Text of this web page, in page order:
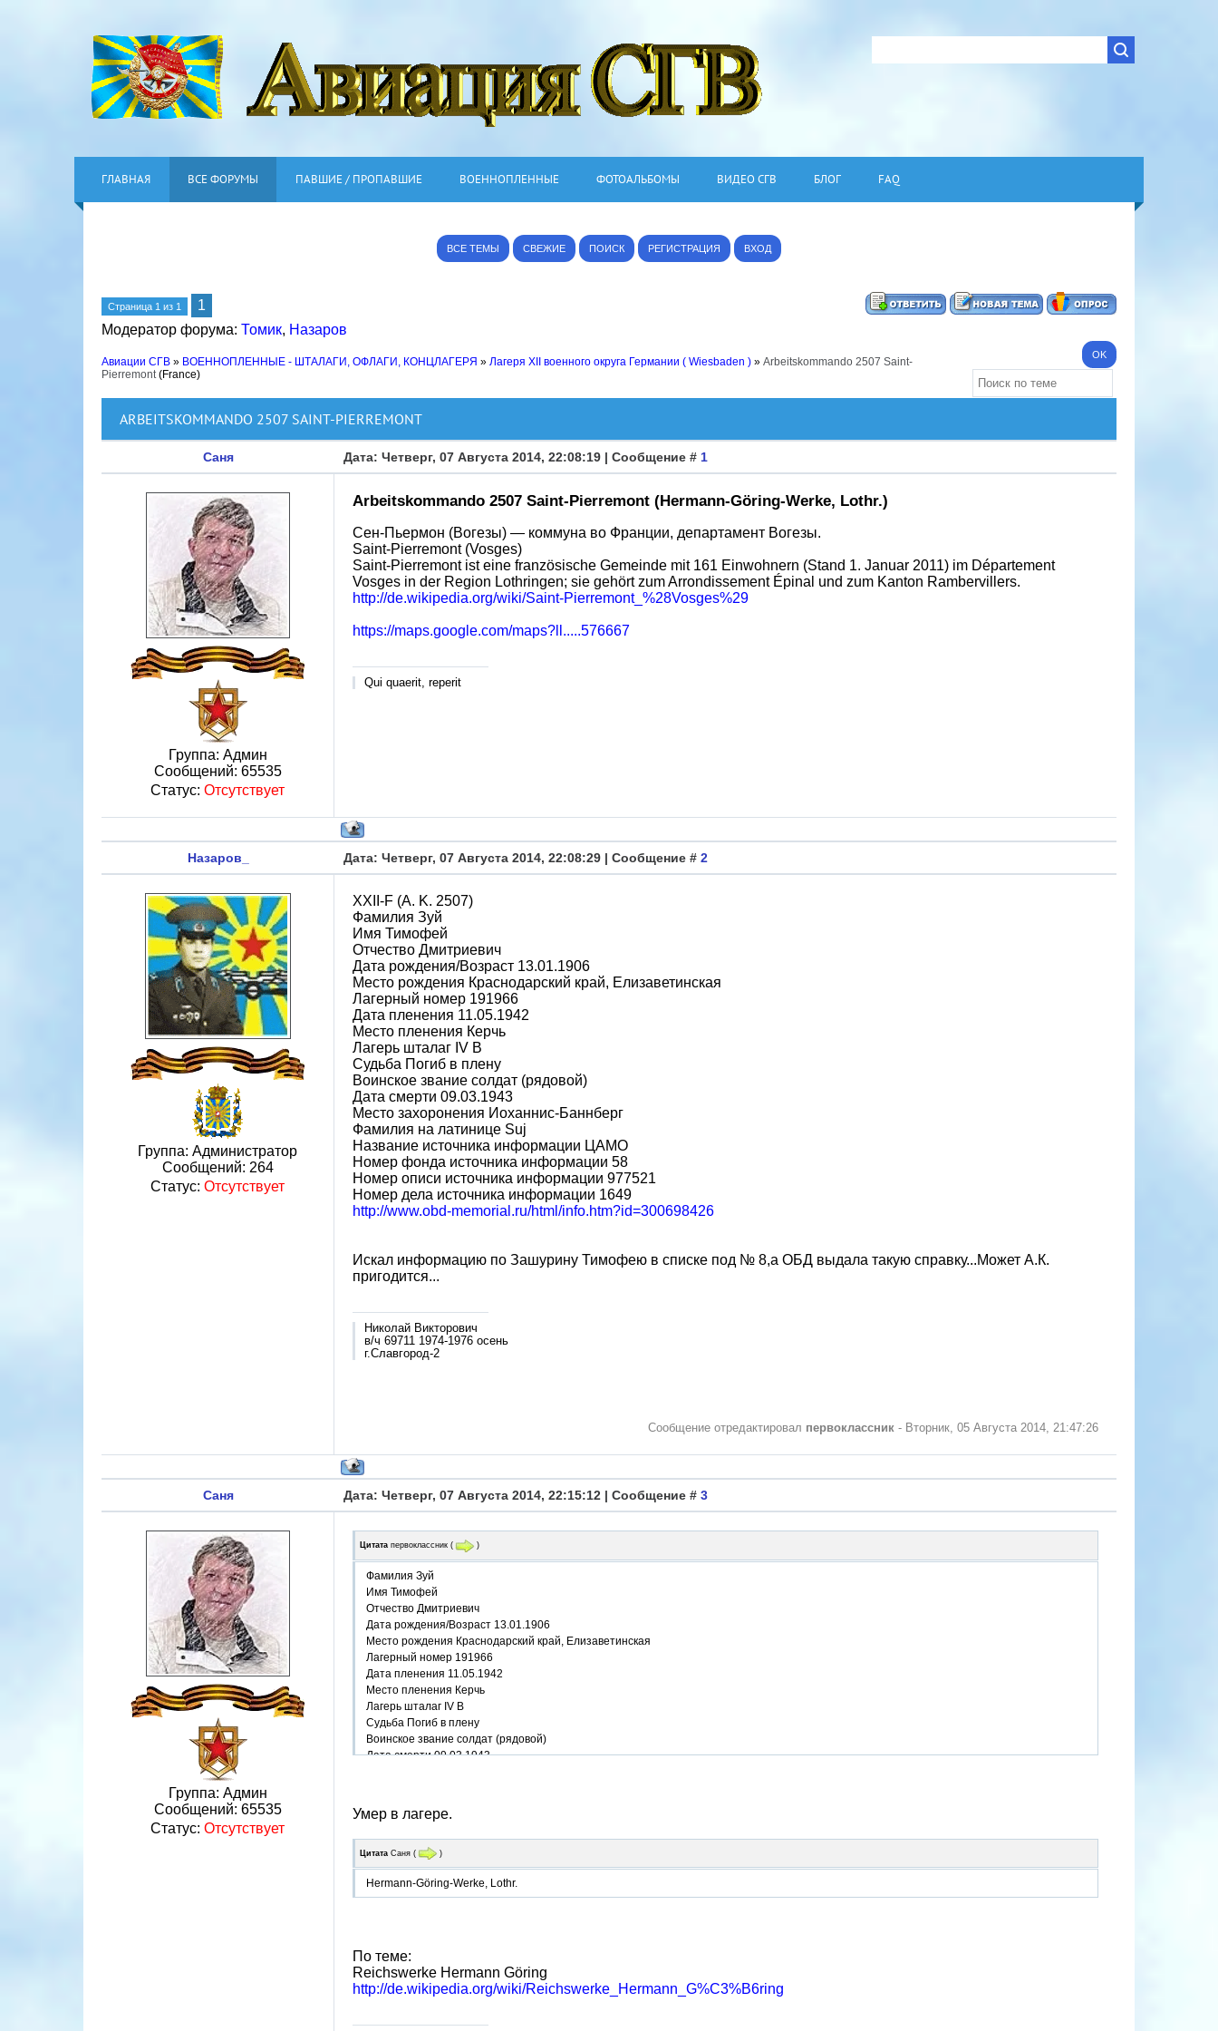
ГЛАВНАЯ ВСЕ ФОРУМЫ ПАВШИЕ / ПРОПАВШИЕ ВОЕННОПЛЕННЫЕ ФОТОАЛЬБОМЫ ВИДЕО СГВ БЛОГ FAQ
ВСЕ ТЕМЫ СВЕЖИЕ ПОИСК РЕГИСТРАЦИЯ ВХОД
Страница 1 из 1
1
Модератор форума: Томик, Назаров
Авиации СГВ » ВОЕННОПЛЕННЫЕ - ШТАЛАГИ, ОФЛАГИ, КОНЦЛАГЕРЯ » Лагеря XII военного округа Германии ( Wiesbaden ) » Arbeitskommando 2507 Saint-
Pierremont (France)
ARBEITSKOMMANDO 2507 SAINT-PIERREMONT
Саня Дата: Четверг, 07 Августа 2014, 22:08:19 | Сообщение # 1
Группа: Админ
Сообщений: 65535
Статус: Отсутствует
Arbeitskommando 2507 Saint-Pierremont (Hermann-Göring-Werke, Lothr.)
Сен-Пьермон (Вогезы) — коммуна во Франции, департамент Вогезы.
Saint-Pierremont (Vosges)
Saint-Pierremont ist eine französische Gemeinde mit 161 Einwohnern (Stand 1. Januar 2011) im Département
Vosges in der Region Lothringen; sie gehört zum Arrondissement Épinal und zum Kanton Rambervillers.
http://de.wikipedia.org/wiki/Saint-Pierremont_%28Vosges%29
https://maps.google.com/maps?ll.....576667
Qui quaerit, reperit
Назаров_ Дата: Четверг, 07 Августа 2014, 22:08:29 | Сообщение # 2
Группа: Администратор
Сообщений: 264
Статус: Отсутствует
XXII-F (A. K. 2507)
Фамилия Зуй
Имя Тимофей
Отчество Дмитриевич
Дата рождения/Возраст 13.01.1906
Место рождения Краснодарский край, Елизаветинская
Лагерный номер 191966
Дата пленения 11.05.1942
Место пленения Керчь
Лагерь шталаг IV B
Судьба Погиб в плену
Воинское звание солдат (рядовой)
Дата смерти 09.03.1943
Место захоронения Иоханнис-Баннберг
Фамилия на латинице Suj
Название источника информации ЦАМО
Номер фонда источника информации 58
Номер описи источника информации 977521
Номер дела источника информации 1649
http://www.obd-memorial.ru/html/info.htm?id=300698426
Искал информацию по Зашурину Тимофею в списке под № 8,а ОБД выдала такую справку...Может А.К.
пригодится...
Николай Викторович
в/ч 69711 1974-1976 осень
г.Славгород-2
Сообщение отредактировал первоклассник - Вторник, 05 Августа 2014, 21:47:26
Саня Дата: Четверг, 07 Августа 2014, 22:15:12 | Сообщение # 3
Группа: Админ
Сообщений: 65535
Статус: Отсутствует
Цитата первоклассник ( )
Фамилия Зуй
Имя Тимофей
Отчество Дмитриевич
Дата рождения/Возраст 13.01.1906
Место рождения Краснодарский край, Елизаветинская
Лагерный номер 191966
Дата пленения 11.05.1942
Место пленения Керчь
Лагерь шталаг IV B
Судьба Погиб в плену
Воинское звание солдат (рядовой)
Дата смерти 09.03.1943
Умер в лагере.
Цитата Саня ( )
Hermann-Göring-Werke, Lothr.
По теме:
Reichswerke Hermann Göring
http://de.wikipedia.org/wiki/Reichswerke_Hermann_G%C3%B6ring